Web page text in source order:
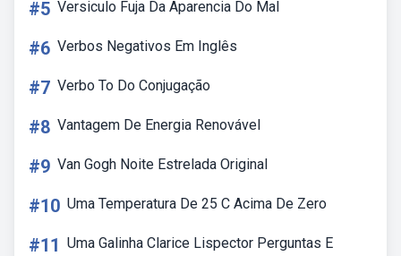
#5 Versiculo Fuja Da Aparencia Do Mal
#6 Verbos Negativos Em Inglês
#7 Verbo To Do Conjugação
#8 Vantagem De Energia Renovável
#9 Van Gogh Noite Estrelada Original
#10 Uma Temperatura De 25 C Acima De Zero
#11 Uma Galinha Clarice Lispector Perguntas E